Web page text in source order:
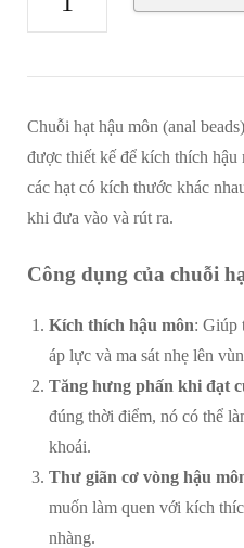
môn
dẻo
nhiều
màu
số
Chuỗi hạt hậu môn (anal
được thiết kế để kích thích
các hạt có kích thước khác
khi đưa vào và rút ra.
Công dụng của chuỗi
Kích thích hậu môn: Giúp
áp lực và ma sát nhẹ lên
Tăng hưng phấn khi đạt
đúng thời điểm, nó có thể
khoái.
Thư giãn cơ vòng hậu
muốn làm quen với kích
nhàng.